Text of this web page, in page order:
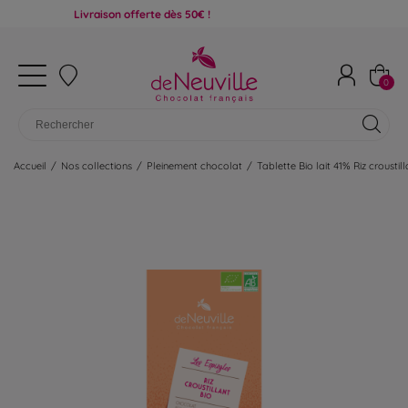
Livraison offerte dès 50€ !
0
Accueil / Nos collections / Pleinement chocolat / Tablette Bio lait 41% Riz